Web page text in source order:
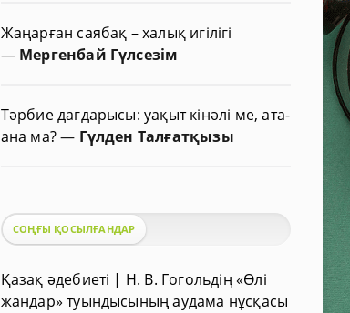
Жаңарған саябақ – халық игілігі
— Мергенбай Гүлсезім
Тәрбие дағдарысы: уақыт кінәлі ме, ата-
ана ма?— Гүлден Талғатқызы
СОҢҒЫ ҚОСЫЛҒАНДАР
Қазақ әдебиеті | Н. В. Гогольдің «Өлі
жандар» туындысының аудама нұсқасы